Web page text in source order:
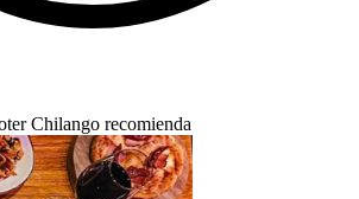
Chilango recomienda